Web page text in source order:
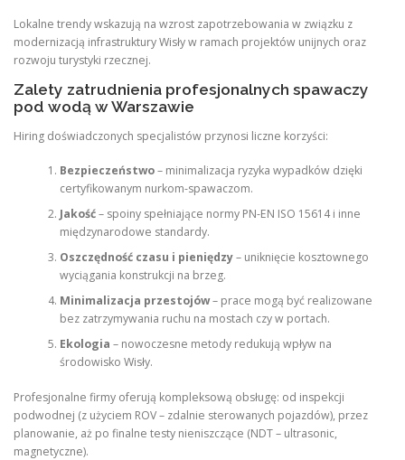
Lokalne trendy wskazują na wzrost zapotrzebowania w związku z
modernizacją infrastruktury Wisły w ramach projektów unijnych oraz
rozwoju turystyki rzecznej.
Zalety zatrudnienia profesjonalnych spawaczy
pod wodą w Warszawie
Hiring doświadczonych specjalistów przynosi liczne korzyści:
Bezpieczeństwo– minimalizacja ryzyka wypadków dzięki
certyfikowanym nurkom-spawaczom.
Jakość– spoiny spełniające normy PN-EN ISO 15614 i inne
międzynarodowe standardy.
Oszczędność czasu i pieniędzy– uniknięcie kosztownego
wyciągania konstrukcji na brzeg.
Minimalizacja przestojów– prace mogą być realizowane
bez zatrzymywania ruchu na mostach czy w portach.
Ekologia – nowoczesne metody redukują wpływ na
środowisko Wisły.
Profesjonalne firmy oferują kompleksową obsługę: od inspekcji
podwodnej (z użyciem ROV – zdalnie sterowanych pojazdów), przez
planowanie, aż po finalne testy nieniszczące (NDT – ultrasonic,
magnetyczne).